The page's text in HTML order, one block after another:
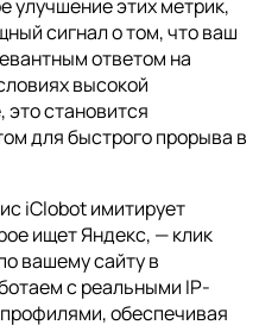
улучшение этих метрик,
сигнал о том, что ваш
ответом на
высокой
это становится
для быстрого прорыва в
iClobot имитирует
ищет Яндекс, — клик
вашему сайту в
с реальными IP-
обеспечивая